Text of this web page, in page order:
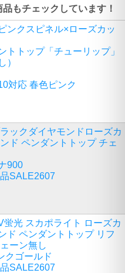
もチェックしています！
ンクスピネル×ローズカッ
トトップ「チューリップ」
）
対応 春色ピンク
ックダイヤモンドローズカ
ド ペンダントトップ チェ
900
SALE2607
蛍光 スカポライト ローズカ
ド ペンダントトップ リフ
ーン無し
クゴールド
SALE2607